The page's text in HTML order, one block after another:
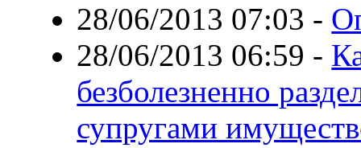
28/06/2013 07:03 -
28/06/2013 06:59 -
безболезненно
супругами